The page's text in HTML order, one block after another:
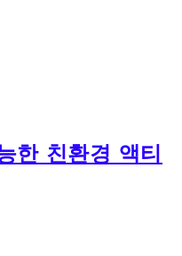
한 친환경 액티